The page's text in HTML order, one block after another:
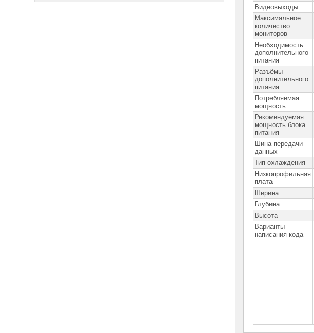
Видеовыходы
Максимальное
количество
мониторов
Необходимость
дополнительного
питания
Разъёмы
дополнительного
питания
Потребляемая
мощность
Рекомендуемая
мощность блока
питания
Шина передачи
данных
Тип охлаждения
Низкопрофильная
плата
Ширина
Глубина
Высота
Варианты
написания кода